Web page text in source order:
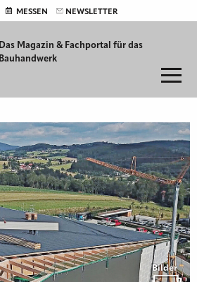
MESSEN NEWSLETTER
Das Magazin & Fachportal für das
Bauhandwerk
Bilder